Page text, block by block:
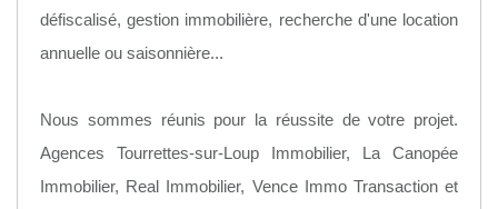
défiscalisé, gestion immobilière, recherche d'une location
annuelle ou saisonnière...
Nous sommes réunis pour la réussite de votre projet.
Agences Tourrettes-sur-Loup Immobilier, La Canopée
Immobilier, Real Immobilier, Vence Immo Transaction et